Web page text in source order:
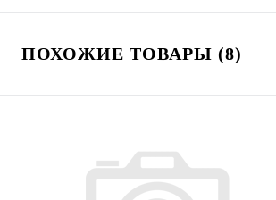
ПОХОЖИЕ ТОВАРЫ (8)